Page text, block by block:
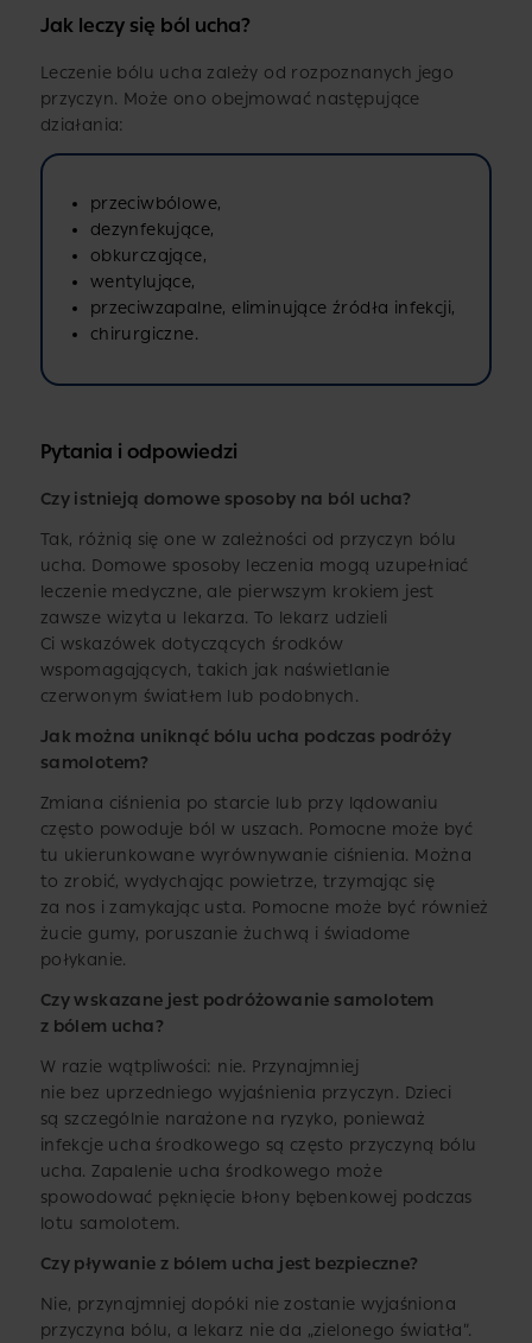
Jak leczy się ból ucha?
Leczenie bólu ucha zależy od rozpoznanych jego
przyczyn. Może ono obejmować następujące
działania:
przeciwbólowe,
dezynfekujące,
obkurczające,
wentylujące,
przeciwzapalne, eliminujące źródła infekcji,
chirurgiczne.
Pytania i odpowiedzi
Czy istnieją domowe sposoby na ból ucha?
Tak, różnią się one w zależności od przyczyn bólu
ucha. Domowe sposoby leczenia mogą uzupełniać
leczenie medyczne, ale pierwszym krokiem jest
zawsze wizyta u lekarza. To lekarz udzieli
Ci wskazówek dotyczących środków
wspomagających, takich jak naświetlanie
czerwonym światłem lub podobnych.
Jak można uniknąć bólu ucha podczas podróży
samolotem?
Zmiana ciśnienia po starcie lub przy lądowaniu
często powoduje ból w uszach. Pomocne może być
tu ukierunkowane wyrównywanie ciśnienia. Można
to zrobić, wydychając powietrze, trzymając się
za nos i zamykając usta. Pomocne może być również
żucie gumy, poruszanie żuchwą i świadome
połykanie.
Czy wskazane jest podróżowanie samolotem
z bólem ucha?
W razie wątpliwości: nie. Przynajmniej
nie bez uprzedniego wyjaśnienia przyczyn. Dzieci
są szczególnie narażone na ryzyko, ponieważ
infekcje ucha środkowego są często przyczyną bólu
ucha. Zapalenie ucha środkowego może
spowodować pęknięcie błony bębenkowej podczas
lotu samolotem.
Czy pływanie z bólem ucha jest bezpieczne?
Nie, przynajmniej dopóki nie zostanie wyjaśniona
przyczyna bólu, a lekarz nie da „zielonego światła”.